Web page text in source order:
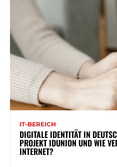
IT-BEREICH
DIGITALE IDENTITÄT IN
PROJEKT IDUNION UND WIE
INTERNET?